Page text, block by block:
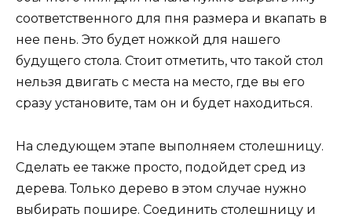
соответственного для пня размера и вкапать в
нее пень. Это будет ножкой для нашего
будущего стола. Стоит отметить, что такой стол
нельзя двигать с места на место, где вы его
сразу установите, там он и будет находиться.
На следующем этапе выполняем столешницу.
Сделать ее также просто, подойдет сред из
дерева. Только дерево в этом случае нужно
выбирать пошире. Соединить столешницу и